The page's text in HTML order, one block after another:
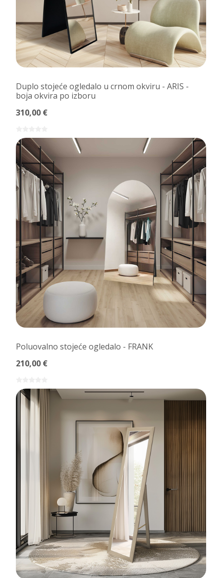
Duplo stojeće ogledalo u crnom okviru - ARIS -
boja okvira po izboru
310,00 €
Poluovalno stojeće ogledalo - FRANK
210,00 €